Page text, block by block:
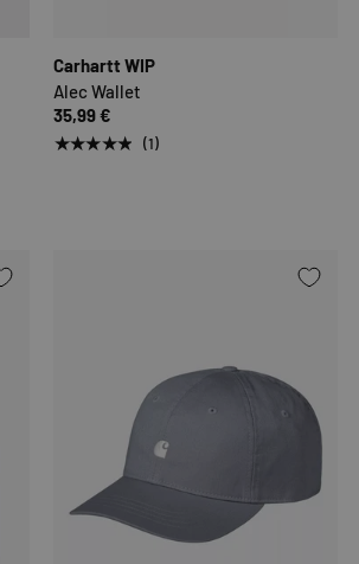
Carhartt WIP
Alec Wallet
35,99 €
★★★★★ (1)